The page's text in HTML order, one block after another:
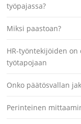
työpajassa?
Miksi paastoan?
HR-työntekijöiden
työtapojaan
Onko päätösvallan
Perinteinen